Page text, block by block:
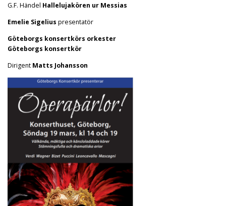
G.F. Händel Hallelujakören ur Messias
Emelie Sigelius presentatör
Göteborgs konsertkörs orkester
Göteborgs konsertkör
Dirigent Matts Johansson